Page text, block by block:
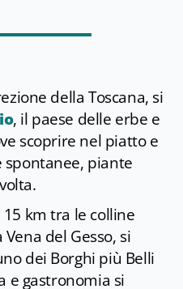
della Toscana, si
, il paese delle erbe e
scoprire nel piatto e
spontanee, piante
km tra le colline
del Gesso, si
dei Borghi più Belli
e gastronomia si